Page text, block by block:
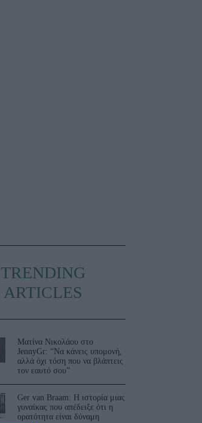
TRENDING
ARTICLES
Ματίνα Νικολάου στο
JennyGr: “Να κάνεις υπομονή,
αλλά όχι τόση που να βλάπτεις
τον εαυτό σου”
Ger van Braam: Η ιστορία μιας
γυναίκας που απέδειξε ότι η
ορατότητα είναι δύναμη